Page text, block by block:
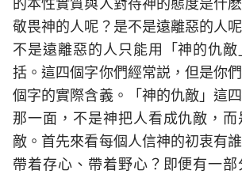
的本性實質與人對待神的態度是什
敬畏神的人呢？是不是遠離惡的人
不是遠離惡的人只能用「神的仇
括。這四個字你們經常説，但是你
個字的實際含義。「神的仇敵」這
那一面，不是神把人看成仇敵，
敵。首先來看每個人信神的初衷有
帶着存心、帶着野心？即便有一